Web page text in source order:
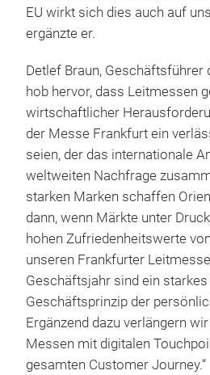
EU wirkt sich dies auch auf
ergänzte er.
Detlef Braun, Geschäftsführer
hob hervor, dass Leitmessen
wirtschaftlicher
der Messe Frankfurt ein
seien, der das internationale
weltweiten Nachfrage
starken Marken schaffen
dann, wenn Märkte unter
hohen Zufriedenheitswerte
unseren Frankfurter
Geschäftsjahr sind ein
Geschäftsprinzip der
Ergänzend dazu verlängern
Messen mit digitalen
gesamten Customer Journey.“